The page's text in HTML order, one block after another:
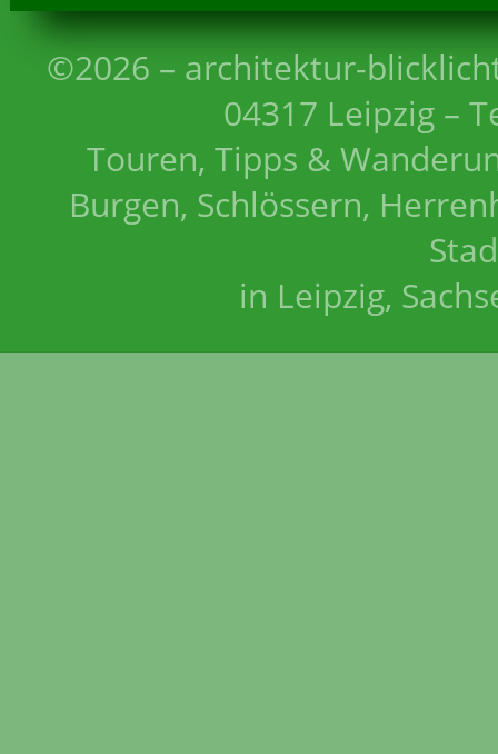
©2026 – architektur-
04317 Leipzig –
Touren, Tipps &
Burgen, Schlössern,
in Leipzig,